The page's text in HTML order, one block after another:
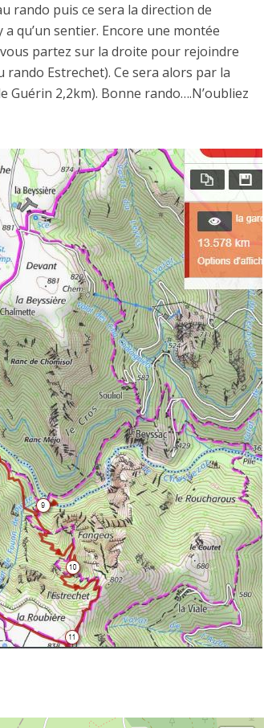
rando puis ce sera la direction de
qu’un sentier. Encore une montée
partez sur la droite pour rejoindre
Estrechet). Ce sera alors par la
Guérin 2,2km). Bonne rando….N’oubliez